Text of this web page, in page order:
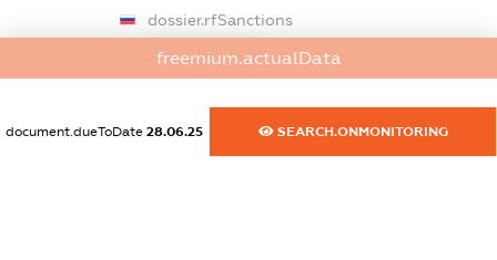
dossier.rfSanctions
XXXXXXXXXX
XXXXXXXXXX
freemium.actualData
document.dueToDate 28.06.25 SEARCH.ONMONITORING